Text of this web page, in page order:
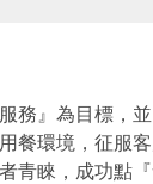
務』為目標，
餐環境，征服
青睞，成功點『